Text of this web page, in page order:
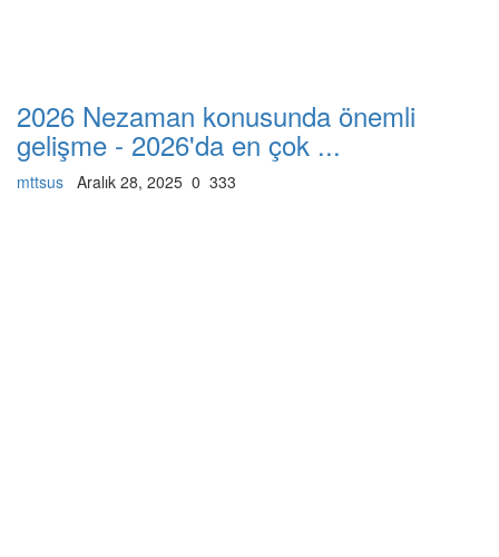
2026 Nezaman konusunda önemli
gelişme - 2026'da en çok ...
mttsus Aralık 28, 2025 0 333